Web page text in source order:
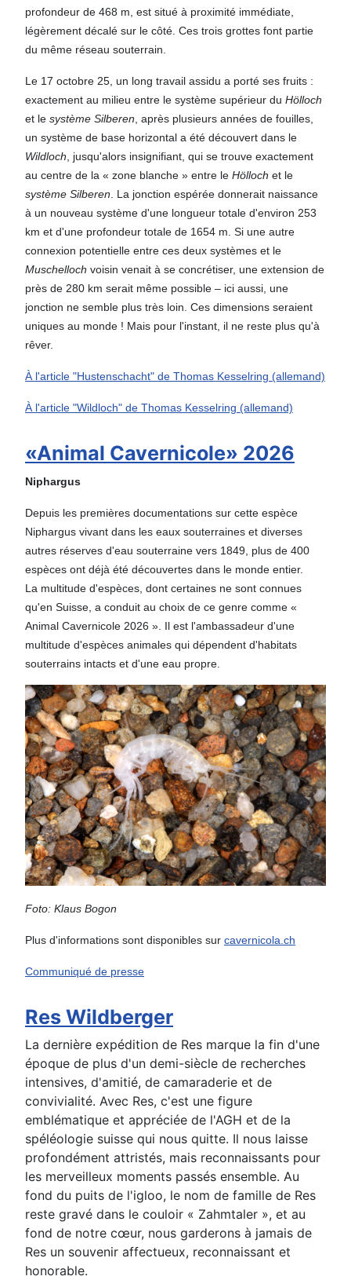
profondeur de 468 m, est situé à proximité immédiate,
légèrement décalé sur le côté. Ces trois grottes font partie
du même réseau souterrain.
Le 17 octobre 25, un long travail assidu a porté ses fruits :
exactement au milieu entre le système supérieur du Hölloch
et le système Silberen, après plusieurs années de fouilles,
un système de base horizontal a été découvert dans le
Wildloch, jusqu'alors insignifiant, qui se trouve exactement
au centre de la « zone blanche » entre le Hölloch et le
système Silberen. La jonction espérée donnerait naissance
à un nouveau système d'une longueur totale d'environ 253
km et d'une profondeur totale de 1654 m. Si une autre
connexion potentielle entre ces deux systèmes et le
Muschelloch voisin venait à se concrétiser, une extension de
près de 280 km serait même possible – ici aussi, une
jonction ne semble plus très loin. Ces dimensions seraient
uniques au monde ! Mais pour l'instant, il ne reste plus qu'à
rêver.
À l'article "Hustenschacht" de Thomas Kesselring (allemand)
À l'article "Wildloch" de Thomas Kesselring (allemand)
«Animal Cavernicole» 2026
Niphargus
Depuis les premières documentations sur cette espèce
Niphargus vivant dans les eaux souterraines et diverses
autres réserves d'eau souterraine vers 1849, plus de 400
espèces ont déjà été découvertes dans le monde entier.
La multitude d'espèces, dont certaines ne sont connues
qu'en Suisse, a conduit au choix de ce genre comme «
Animal Cavernicole 2026 ». Il est l'ambassadeur d'une
multitude d'espèces animales qui dépendent d'habitats
souterrains intacts et d'une eau propre.
Foto: Klaus Bogon
Plus d'informations sont disponibles sur cavernicola.ch
Communiqué de presse
Res Wildberger
La dernière expédition de Res marque la fin d'une
époque de plus d'un demi-siècle de recherches
intensives, d'amitié, de camaraderie et de
convivialité. Avec Res, c'est une figure
emblématique et appréciée de l'AGH et de la
spéléologie suisse qui nous quitte. Il nous laisse
profondément attristés, mais reconnaissants pour
les merveilleux moments passés ensemble. Au
fond du puits de l'igloo, le nom de famille de Res
reste gravé dans le couloir « Zahmtaler », et au
fond de notre cœur, nous garderons à jamais de
Res un souvenir affectueux, reconnaissant et
honorable.